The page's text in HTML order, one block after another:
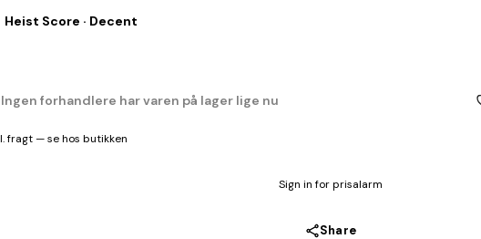
Heist Score · Decent
Ingen forhandlere har varen på lager lige nu
fragt — se hos butikken
Sign in for prisalarm
Share